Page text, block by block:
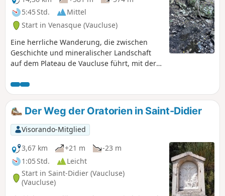
5:45 Std.
Mittel
Start in Venasque (Vaucluse)
Eine herrliche Wanderung, die zwischen
Geschichte und mineralischer Landschaft
auf dem Plateau de Vaucluse führt, mit der
Guet de Ribastié mit seinem 360°-Panorama
über die Ebene des südlichen Ventoux zu
machen. Schöne Ausblicke auf den Ventoux
und die Dörfer von Venasque, dann Aufstieg
zum Mont Serein.
Der Weg der Oratorien in Saint-Didier
Visorando-Mitglied
3,67 km
+21 m
-23 m
1:05 Std.
Leicht
Start in Saint-Didier (Vaucluse)
(Vaucluse)